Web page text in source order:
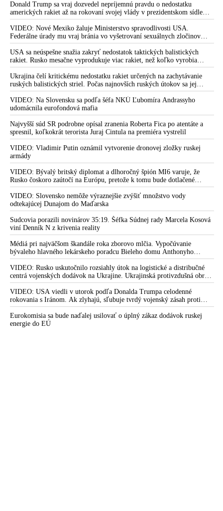
Donald Trump sa vraj dozvedel nepríjemnú pravdu o nedostatku
amerických rakiet až na rokovaní svojej vlády v prezidentskom sídle
Camp David v Marylande, a preto musel odložiť plánované útoky na
Irán. Prezident USA sa pre to údajne pohádal so šéfom Pentagónu, lebo
bol presvedčený o opaku
VIDEO: Nové Mexiko žaluje Ministerstvo spravodlivosti USA.
Federálne úrady mu vraj bránia vo vyšetrovaní sexuálnych zločinov
organizátora pedofilnej siete Jeffreyho Epsteina. Ten mal nariadiť, aby
dve dievčatá zo zahraničia, ktoré boli uškrtené počas drsného
fetišistického sexu, pochovali v blízkosti jeho ranča v tomto americkom
štáte
USA sa neúspešne snažia zakryť nedostatok taktických balistických
rakiet. Rusko mesačne vyprodukuje viac rakiet, než koľko vyrobia
všetci producenti systémov Patriot dohromady
Ukrajina čelí kritickému nedostatku rakiet určených na zachytávanie
ruských balistických striel. Počas najnovších ruských útokov sa jej
nepodarilo zostreliť ani jednu. Volodymyr Zelenskyj sa v zúfalstve snaží
prostredníctvom NATO zabezpečiť ich dodávky
VIDEO: Na Slovensku sa podľa šéfa NKÚ Ľubomíra Andrassyho
udomácnila eurofondová mafia
Najvyšší súd SR podrobne opísal zranenia Roberta Fica po atentáte a
spresnil, koľkokrát terorista Juraj Cintula na premiéra vystrelil
VIDEO: Vladimir Putin oznámil vytvorenie dronovej zložky ruskej
armády
VIDEO: Bývalý britský diplomat a dlhoročný špión MI6 varuje, že
Rusko čoskoro zaútočí na Európu, pretože k tomu bude dotlačené
rovnako, ako bolo dotlačené k invázii na Ukrajinu v roku 2022.
Zelenskyj medzitým v Kyjeve naliehal na zhromaždených diplomatov,
aby vo svete zháňali energie pre Ukrajinu na zimu. Putin vraj bude
mobilizovať a vojna sa do zimy pravdepodobne neskončí
VIDEO: Slovensko nemôže výraznejšie zvýšiť množstvo vody
odtekajúcej Dunajom do Maďarska
Sudcovia porazili novinárov 35:19. Šéfka Súdnej rady Marcela Kosová
viní Denník N z krivenia reality
Médiá pri najväčšom škandále roka zborovo mlčia. Vypočúvanie
bývaleho hlavného lekárskeho poradcu Bieleho domu Anthonyho
Fauciho pred výborom amerického Senátu väčšina médií ignorovala
VIDEO: Rusko uskutočnilo rozsiahly útok na logistické a distribučné
centrá vojenských dodávok na Ukrajine. Ukrajinská protivzdušná obrana
nedokázala počas ničivého nočného útoku na Kyjev a jeho okolie
zachytiť ani jednu ruskú raketu
VIDEO: USA viedli v utorok podľa Donalda Trumpa celodenné
rokovania s Iránom. Ak zlyhajú, sľubuje tvrdý vojenský zásah proti
Teheránu
Eurokomisia sa bude naďalej usilovať o úplný zákaz dodávok ruskej
energie do EÚ